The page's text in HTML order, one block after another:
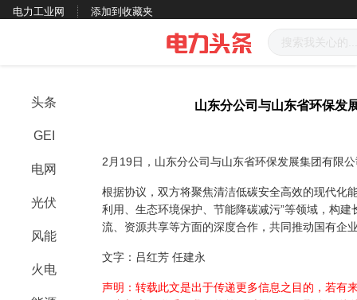
电力工业网 添加到收藏夹
头条
GEI
电网
光伏
风能
火电
山东分公司与山东省环保发
2月19日，山东分公司与山东省环保发展集团有限
根据协议，双方将聚焦清洁低碳安全高效的现代化
利用、生态环境保护、节能降碳减污”等领域，构
流、资源共享等方面的深度合作，共同推动国有企
文字：吕红芳 任建永
声明：转载此文是出于传递更多信息之目的，若有